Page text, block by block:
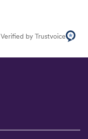
Verified by Trustvoice